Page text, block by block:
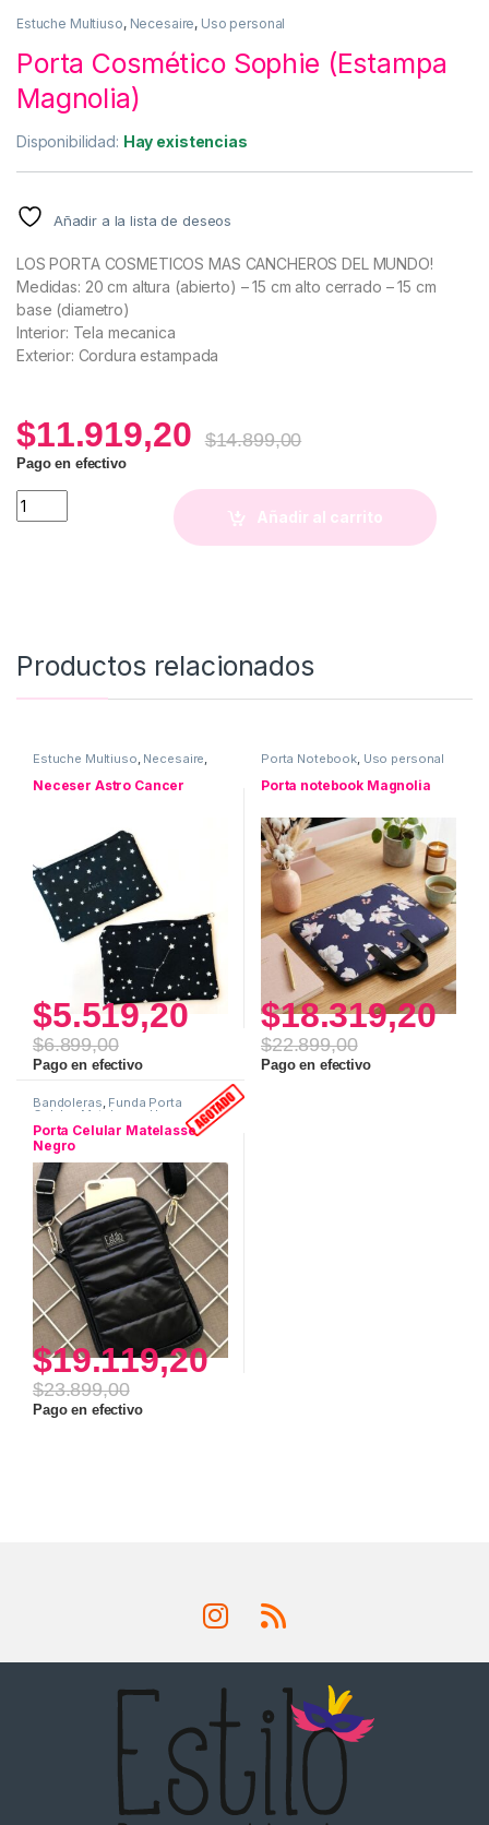
Estuche Multiuso, Necesaire, Uso personal
Porta Cosmético Sophie (Estampa
Magnolia)
Disponibilidad: Hay existencias
Añadir a la lista de deseos
LOS PORTA COSMETICOS MAS CANCHEROS DEL MUNDO!
Medidas: 20 cm altura (abierto) – 15 cm alto cerrado – 15 cm
base (diametro)
Interior: Tela mecanica
Exterior: Cordura estampada
$11.919,20 $14.899,00
Pago en efectivo
Porta Cosmético Sophie (Estampa Magnolia) quantity
Añadir al carrito
Productos relacionados
Estuche Multiuso, Necesaire,
Neceser Astro Cancer
$5.519,20
$6.899,00
Pago en efectivo
Porta Notebook, Uso personal
Porta notebook Magnolia
$18.319,20
$22.899,00
Pago en efectivo
Bandoleras, Funda Porta
Celular Matelasse Uso
personal
Porta Celular Matelasse
Negro
$19.119,20
$23.899,00
Pago en efectivo